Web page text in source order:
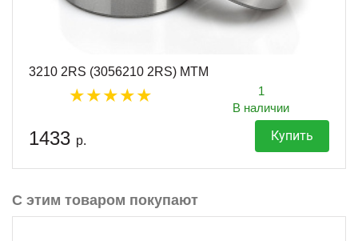
3210 2RS (3056210 2RS) MTM
1
В наличии
1433 р. Купить
С этим товаром покупают